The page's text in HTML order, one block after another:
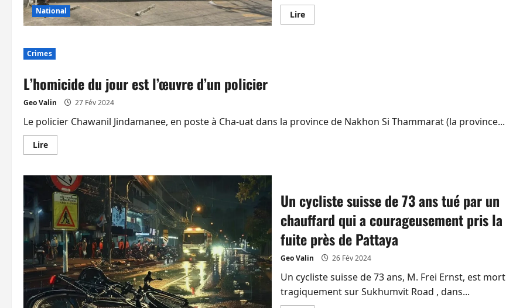
National LireEn
savoir
de
chiffre
Crimes
L’homicide du jour est l’œuvre d’un policier
Geo Valin 27 Fév 2024
Le policier Chawanil Jindamanee, en poste à Cha-uat dans la province de Nakhon Si Thammarat (la province...
LireEn
savoir
L’homicide
du
jour
est
l’œuvre
d’un
policier
Un cycliste suisse de 73 ans tué par un
chauffard qui a courageusement pris la
fuite près de Pattaya
Geo Valin 26 Fév 2024
Un cycliste suisse de 73 ans, M. Frei Ernst, est mort
tragiquement sur Sukhumvit Road , dans...